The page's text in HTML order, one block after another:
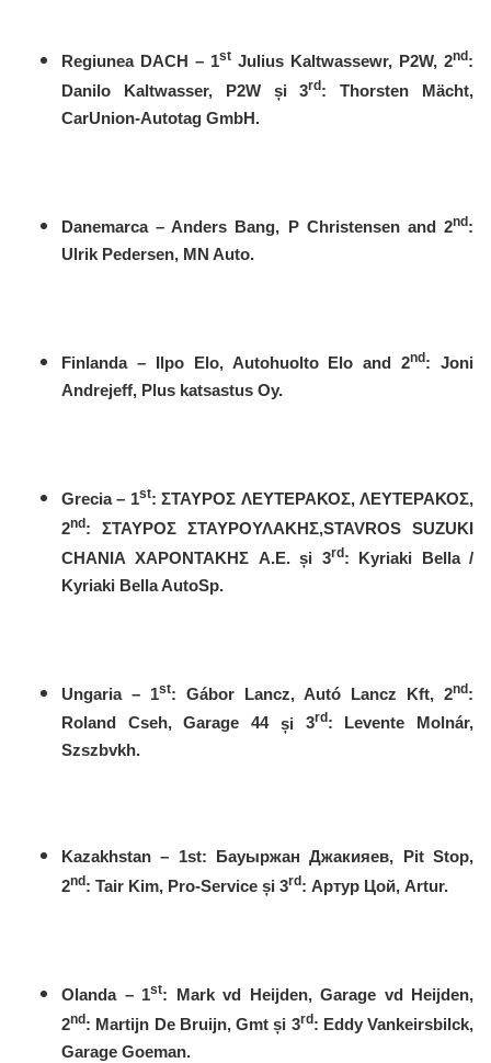
Regiunea DACH – 1st Julius Kaltwassewr, P2W, 2nd :
Danilo Kaltwasser, P2W și 3rd : Thorsten Mächt,
CarUnion-Autotag GmbH.
Danemarca – Anders Bang, P Christensen and 2nd :
Ulrik Pedersen, MN Auto.
Finlanda – Ilpo Elo, Autohuolto Elo and 2nd : Joni
Andrejeff, Plus katsastus Oy.
Grecia – 1st:ΣΤΑΥΡΟΣ ΛΕΥΤΕΡΑΚΟΣ,ΛΕΥΤΕΡΑΚΟΣ,
2nd: ΣΤΑΥΡΟΣ ΣΤΑΥΡΟΥΛΑΚΗΣ,STAVROS SUZUKI
CHANIAΧΑΡΟΝΤΑΚΗΣ Α.Ε.și 3rd: Kyriaki Bella /
Kyriaki Bella AutoSp.
Ungaria – 1st: Gábor Lancz, Autó Lancz Kft, 2nd:
Roland Cseh, Garage 44 și 3rd: Levente Molnár,
Szszbvkh.
Kazakhstan – 1st: Бауыржан Джакияев, Pit Stop,
2nd : Tair Kim, Pro-Service și 3rd : Артур Цой, Artur.
Olanda – 1st: Mark vd Heijden, Garage vd Heijden,
2nd : Martijn De Bruijn, Gmtși 3rd: Eddy Vankeirsbilck,
Garage Goeman.